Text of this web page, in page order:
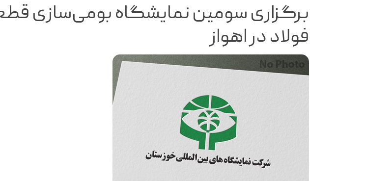
برگزاری سومین نمایشگاه بومی‌سازی
فولاد در اهواز